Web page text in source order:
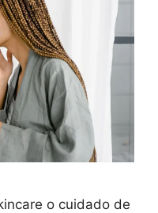
o cuidado de